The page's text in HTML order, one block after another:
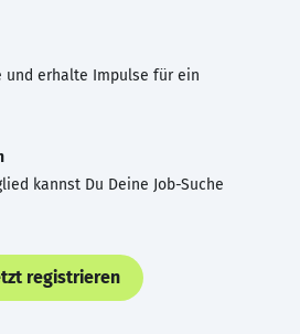
und erhalte Impulse für ein
kannst Du Deine Job-Suche
registrieren